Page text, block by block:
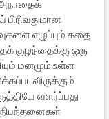
அநாதைக்
எழுப்பும் கதை
குழந்தைக்கு ஒரு
மனமும் உள்ள
வளர்ப்பது
நிபந்தனைகள்